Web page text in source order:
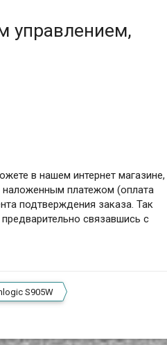
управлением,
в нашем интернет магазине,
наложенным платежом (оплата
подтверждения заказа. Так
связавшись с
S905W